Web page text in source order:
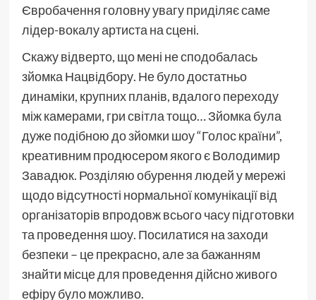
Євробачення головну увагу приділяє саме
лідер-вокалу артиста на сцені.
Скажу відверто, що мені не сподобалась
зйомка Нацвідбору. Не було достатньо
динаміки, крупних планів, вдалого переходу
між камерами, гри світла тощо… Зйомка була
дуже подібною до зйомки шоу “Голос країни”,
креативним продюсером якого є Володимир
Завадюк. Розділяю обурення людей у мережі
щодо відсутності нормальної комунікації від
організаторів впродовж всього часу підготовки
та проведення шоу. Посилатися на заходи
безпеки – це прекрасно, але за бажанням
знайти місце для проведення дійсно живого
ефіру було можливо.